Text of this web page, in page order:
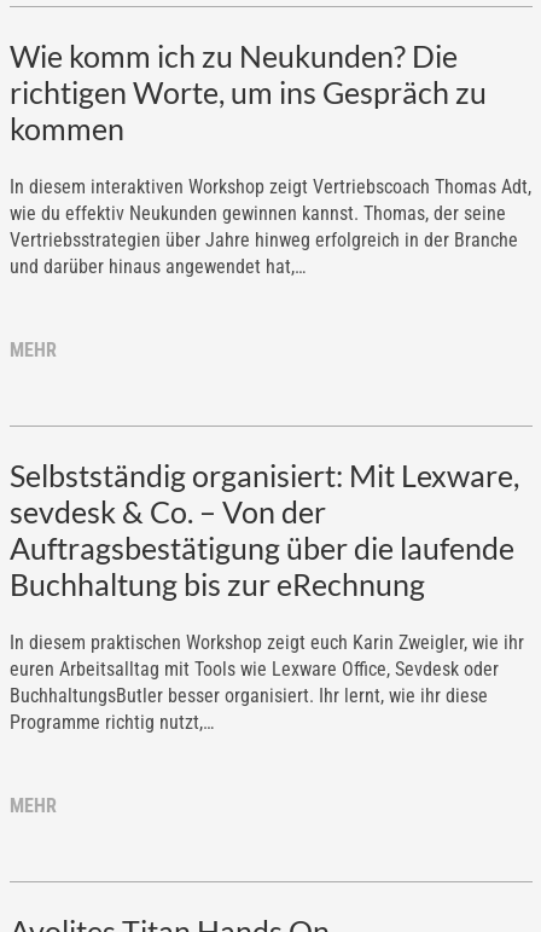
Wie komm ich zu Neukunden? Die
richtigen Worte, um ins Gespräch zu
kommen
In diesem interaktiven Workshop zeigt Vertriebscoach Thomas Adt,
wie du effektiv Neukunden gewinnen kannst. Thomas, der seine
Vertriebsstrategien über Jahre hinweg erfolgreich in der Branche
und darüber hinaus angewendet hat,…
MEHR
Selbstständig organisiert: Mit Lexware,
sevdesk & Co. – Von der
Auftragsbestätigung über die laufende
Buchhaltung bis zur eRechnung
In diesem praktischen Workshop zeigt euch Karin Zweigler, wie ihr
euren Arbeitsalltag mit Tools wie Lexware Office, Sevdesk oder
BuchhaltungsButler besser organisiert. Ihr lernt, wie ihr diese
Programme richtig nutzt,…
MEHR